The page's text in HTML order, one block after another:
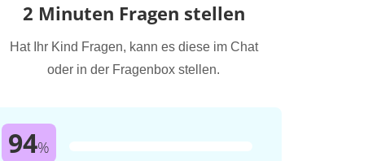
2 Minuten Fragen stellen
Hat Ihr Kind Fragen, kann es diese im Chat
oder in der Fragenbox stellen.
94%